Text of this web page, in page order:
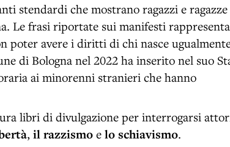
stendardi che mostrano ragazzi e ragazze
Le frasi riportate sui manifesti
poter avere i diritti di chi nasce
di Bologna nel 2022 ha inserito nel suo
ai minorenni stranieri che hanno
libri di divulgazione per interrogarsi
, il razzismo e lo schiavismo.